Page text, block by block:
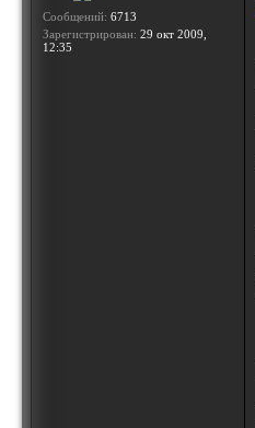
Сообщений: 6713
Зарегистрирован: 29 окт 2009,
12:35